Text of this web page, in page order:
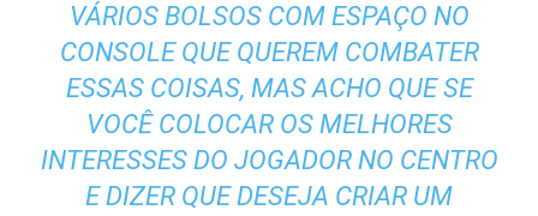
VÁRIOS BOLSOS COM ESPAÇO NO
CONSOLE QUE QUEREM COMBATER
ESSAS COISAS, MAS ACHO QUE SE
VOCÊ COLOCAR OS MELHORES
INTERESSES DO JOGADOR NO CENTRO
E DIZER QUE DESEJA CRIAR UM